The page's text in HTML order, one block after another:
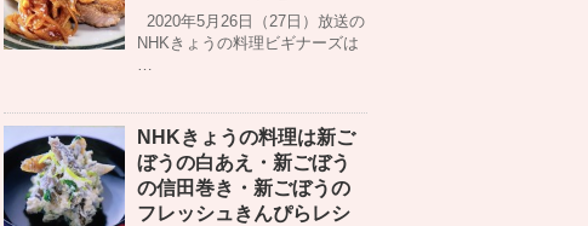
2020年5月26日（27日）放送の
NHKきょうの料理ビギナーズは
…
NHKきょうの料理は新ご
ぼうの白あえ・新ごぼう
の信田巻き・新ごぼうの
フレッシュきんぴらレシ